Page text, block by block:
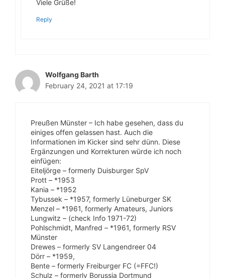
Viele Grüße!
Reply
Wolfgang Barth
February 24, 2021 at 17:19
Preußen Münster – Ich habe gesehen, dass du
einiges offen gelassen hast. Auch die
Informationen im Kicker sind sehr dünn. Diese
Ergänzungen und Korrekturen würde ich noch
einfügen:
Eiteljörge – formerly Duisburger SpV
Prott – *1953
Kania – *1952
Tybussek – *1957, formerly Lüneburger SK
Menzel – *1961, formerly Amateurs, Juniors
Lungwitz – (check Info 1971-72)
Pohlschmidt, Manfred – *1961, formerly RSV
Münster
Drewes – formerly SV Langendreer 04
Dörr – *1959,
Bente – formerly Freiburger FC (=FFC!)
Schulz – formerly Borussia Dortmund